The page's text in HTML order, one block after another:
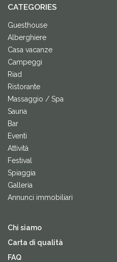
CATEGORIES
Guesthouse
Alberghiere
Casa vacanze
Campeggi
Riad
Ristorante
Massaggio / Spa
Sauna
Bar
Eventi
Attività
Festival
Spiaggia
Galleria
Annunci immobiliari
Chi siamo
Carta di qualità
FAQ